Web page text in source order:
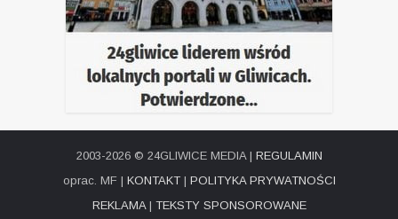
2003-2026 © 24GLIWICE MEDIA | REGULAMIN
oprac. MF | KONTAKT| POLITYKA PRYWATNOŚCI
REKLAMA| TEKSTY SPONSOROWANE